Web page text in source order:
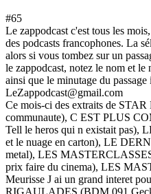
#65
Le zappodcast c'est tous les
des podcasts francophones. La
alors si vous tombez sur un
le zappodcast, notez le nom et le
ainsi que le minutage du
LeZappodcast@gmail.com
Ce mois-ci des extraits de
communaute), C EST PLUS
Tell le heros qui n existait pas),
et le nuage en carton), LE
metal), LES
prix faire du cinema), LES
Meurisse J ai un grand interet